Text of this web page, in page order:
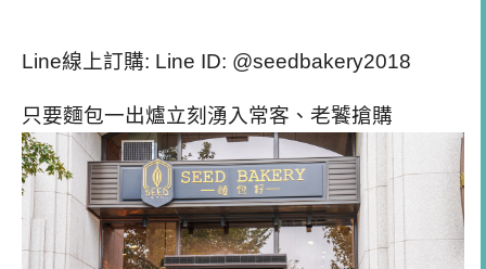
Line線上訂購: Line ID: @seedbakery2018
只要麵包一出爐立刻湧入常客、老饕搶購